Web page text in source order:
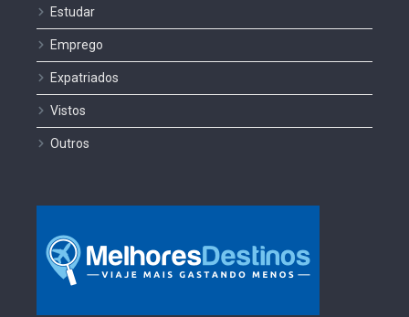
Estudar
Emprego
Expatriados
Vistos
Outros